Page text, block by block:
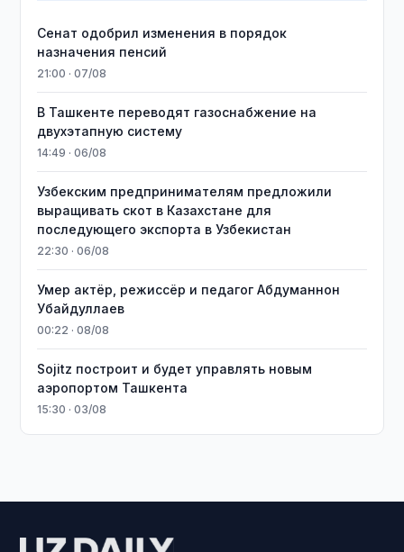
Сенат одобрил изменения в порядок
назначения пенсий
21:00 · 07/08
В Ташкенте переводят газоснабжение на
двухэтапную систему
14:49 · 06/08
Узбекским предпринимателям предложили
выращивать скот в Казахстане для
последующего экспорта в Узбекистан
22:30 · 06/08
Умер актёр, режиссёр и педагог Абдуманнон
Убайдуллаев
00:22 · 08/08
Sojitz построит и будет управлять новым
аэропортом Ташкента
15:30 · 03/08